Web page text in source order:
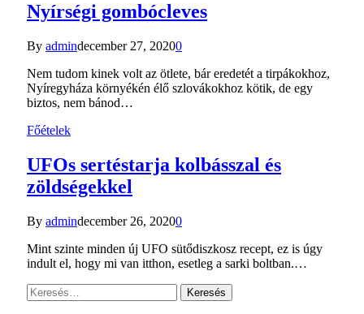
Nyírségi gombócleves
By admindecember 27, 20200
Nem tudom kinek volt az ötlete, bár eredetét a tirpákokhoz,
Nyíregyháza környékén élő szlovákokhoz kötik, de egy
biztos, nem bánod…
Főételek
UFOs sertéstarja kolbásszal és
zöldségekkel
By admindecember 26, 20200
Mint szinte minden új UFO sütődiszkosz recept, ez is úgy
indult el, hogy mi van itthon, esetleg a sarki boltban.…
Keresés: